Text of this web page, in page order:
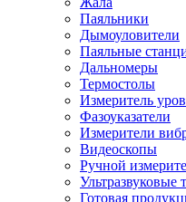
Паяльники
Дымоуловители
Паяльные
Дальномеры
Термостолы
Измеритель
Фазоуказатели
Измерители
Видеоскопы
Ручной
Готовая